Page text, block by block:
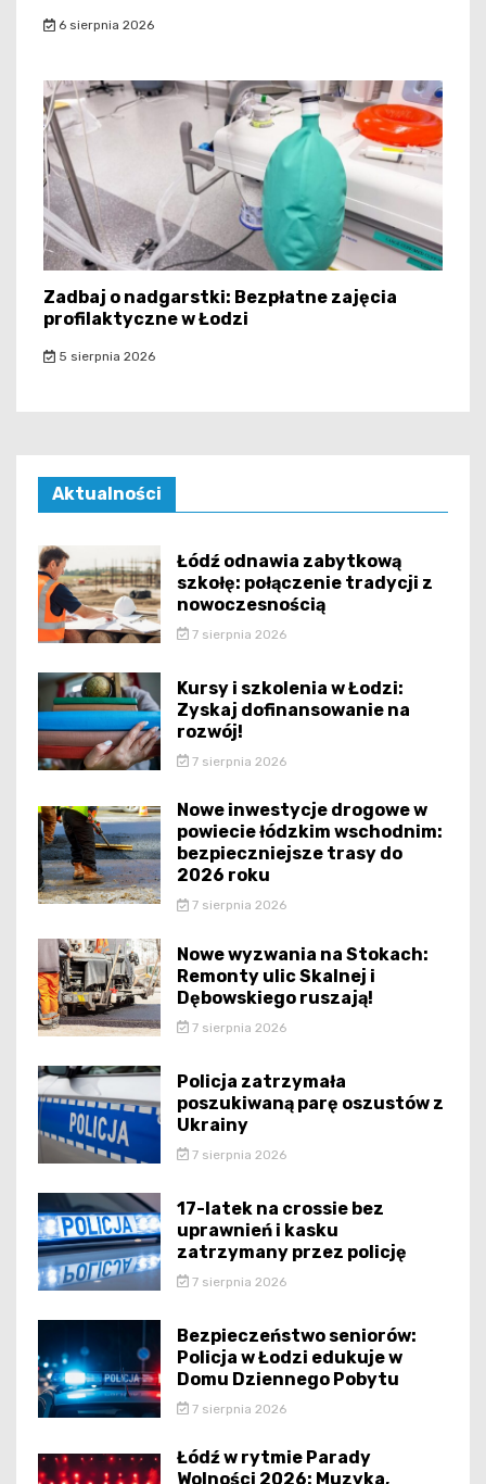
6 sierpnia 2026
Zadbaj o nadgarstki: Bezpłatne zajęcia
profilaktyczne w Łodzi
5 sierpnia 2026
Aktualności
Łódź odnawia zabytkową
szkołę: połączenie tradycji z
nowoczesnością
7 sierpnia 2026
Kursy i szkolenia w Łodzi:
Zyskaj dofinansowanie na
rozwój!
7 sierpnia 2026
Nowe inwestycje drogowe w
powiecie łódzkim wschodnim:
bezpieczniejsze trasy do
2026 roku
7 sierpnia 2026
Nowe wyzwania na Stokach:
Remonty ulic Skalnej i
Dębowskiego ruszają!
7 sierpnia 2026
Policja zatrzymała
poszukiwaną parę oszustów z
Ukrainy
7 sierpnia 2026
17-latek na crossie bez
uprawnień i kasku
zatrzymany przez policję
7 sierpnia 2026
Bezpieczeństwo seniorów:
Policja w Łodzi edukuje w
Domu Dziennego Pobytu
7 sierpnia 2026
Łódź w rytmie Parady
Wolności 2026: Muzyka,